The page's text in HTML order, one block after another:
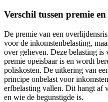
Verschil tussen premie
De premie van een
voor de inkomstenbelasting,
over geheven. Deze belasting
premie opeisbaar is en wordt
poliskosten. De uitkering van
principe onbelast voor
erfbelasting vallen. Dit hangt af
en wie de begunstigde is.